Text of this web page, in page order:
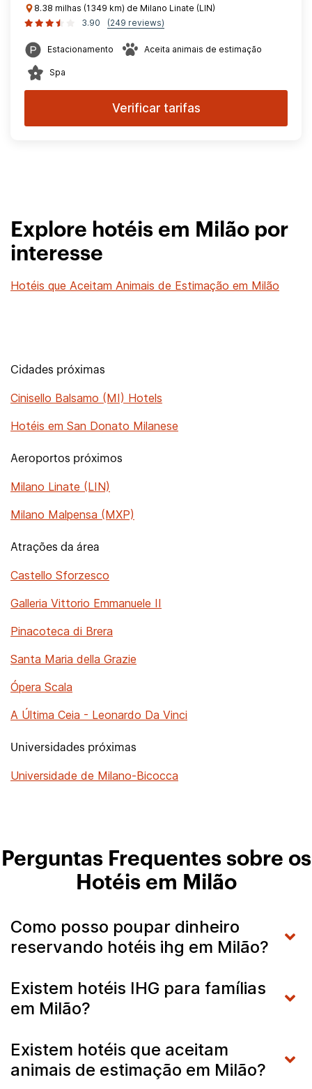
8.38 milhas (1349 km) de Milano Linate (LIN)
3.90
(249 reviews)
Estacionamento Aceita animais de estimação
Spa
Verificar tarifas
Explore hotéis em Milão por
interesse
Hotéis que Aceitam Animais de Estimação em Milão
Cidades próximas
Cinisello Balsamo (MI) Hotels
Hotéis em San Donato Milanese
Aeroportos próximos
Milano Linate (LIN)
Milano Malpensa (MXP)
Atrações da área
Castello Sforzesco
Galleria Vittorio Emmanuele II
Pinacoteca di Brera
Santa Maria della Grazie
Ópera Scala
A Última Ceia - Leonardo Da Vinci
Universidades próximas
Universidade de Milano-Bicocca
Perguntas Frequentes sobre os
Hotéis em Milão
Como posso poupar dinheiro
reservando hotéis ihg em Milão?
Existem hotéis IHG para famílias
em Milão?
Existem hotéis que aceitam
animais de estimação em Milão?